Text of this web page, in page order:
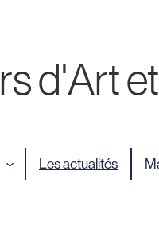
d'Art
Les actualités